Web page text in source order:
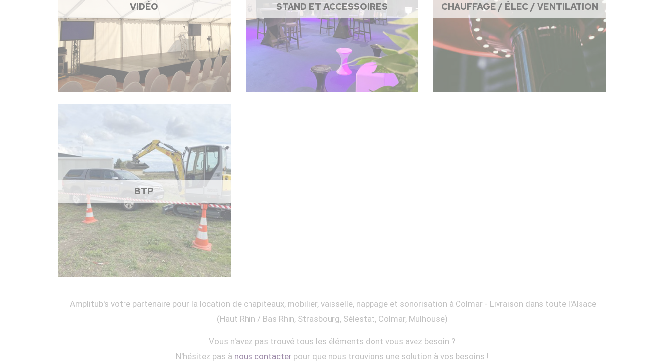
VIDÉO STAND ET ACCESSOIRES CHAUFFAGE / ÉLEC / VENTILATION
BTP
Amplitub's votre partenaire pour la location de chapiteaux, mobilier, vaisselle, nappage et sonorisation à Colmar - Livraison dans toute l'Alsace
(Haut Rhin / Bas Rhin, Strasbourg, Sélestat, Colmar, Mulhouse)
Vous n'avez pas trouvé tous les éléments dont vous avez besoin ?
N'hésitez pas à nous contacterpour que nous trouvions une solution à vos besoins !